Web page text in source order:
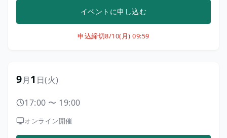
イベントに申し込む
申込締切8/10(月) 09:59
9月1 日(火)
17:00 〜 19:00
オンライン開催